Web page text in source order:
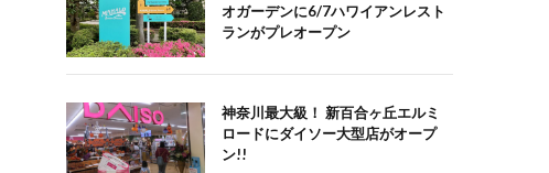
オガーデンに6/7ハワイアンレスト
ランがプレオープン
神奈川最大級！ 新百合ヶ丘エルミ
ロードにダイソー大型店がオープ
ン!!